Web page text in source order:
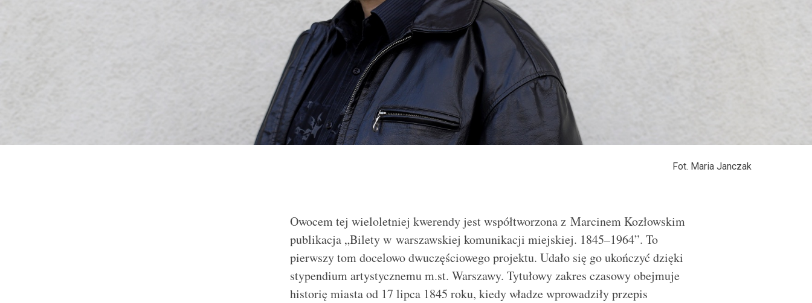
Fot. Maria Janczak
Owocem tej wieloletniej kwerendy jest współtworzona z Marcinem Kozłowskim
publikacja „Bilety w warszawskiej komunikacji miejskiej. 1845–1964”. To
pierwszy tom docelowo dwuczęściowego projektu. Udało się go ukończyć dzięki
stypendium artystycznemu m.st. Warszawy. Tytułowy zakres czasowy obejmuje
historię miasta od 17 lipca 1845 roku, kiedy władze wprowadziły przepis